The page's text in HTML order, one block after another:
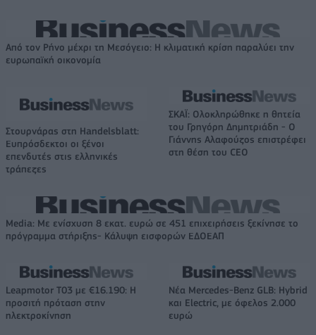
Από τον Ρήνο μέχρι τη Μεσόγειο: Η κλιματική κρίση παραλύει την
ευρωπαϊκή οικονομία
Στουρνάρας στη Handelsblatt:
Ευπρόσδεκτοι οι ξένοι
επενδυτές στις ελληνικές
τράπεζες
ΣΚΑΪ: Ολοκληρώθηκε η θητεία
του Γρηγόρη Δημητριάδη - Ο
Γιάννης Αλαφούζος επιστρέφει
στη θέση του CEO
Media: Με ενίσχυση 8 εκατ. ευρώ σε 451 επιχειρήσεις ξεκίνησε το
πρόγραμμα στήριξης- Κάλυψη εισφορών ΕΔΟΕΑΠ
Leapmotor T03 με €16.190: Η
προσιτή πρόταση στην
ηλεκτροκίνηση
Νέα Mercedes-Benz GLB: Hybrid
και Electric, με όφελος 2.000
ευρώ